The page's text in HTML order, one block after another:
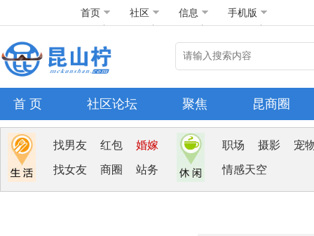
首页 社区 信息 手机版
首 页 社区论坛 聚焦 昆商圈
找男友 红包 婚嫁
找女友 商圈 站务
职场 摄影 宠
情感天空